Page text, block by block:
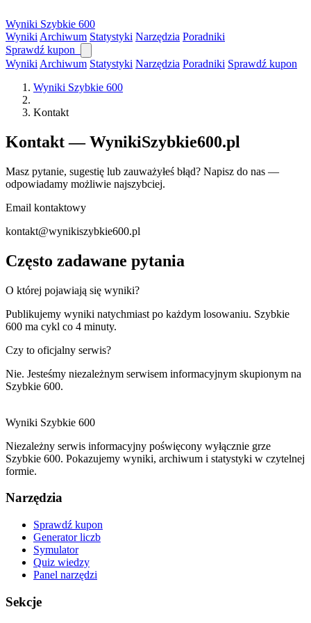
Wyniki Szybkie 600
Wyniki Archiwum Statystyki Narzędzia Poradniki
Sprawdź kupon
Wyniki Archiwum Statystyki Narzędzia Poradniki Sprawdź kupon
Wyniki Szybkie 600
Kontakt
Kontakt — WynikiSzybkie600.pl
Masz pytanie, sugestię lub zauważyłeś błąd? Napisz do nas —
odpowiadamy możliwie najszybciej.
Email kontaktowy
kontakt@wynikiszybkie600.pl
Często zadawane pytania
O której pojawiają się wyniki?
Publikujemy wyniki natychmiast po każdym losowaniu. Szybkie
600 ma cykl co 4 minuty.
Czy to oficjalny serwis?
Nie. Jesteśmy niezależnym serwisem informacyjnym skupionym na
Szybkie 600.
Wyniki Szybkie 600
Niezależny serwis informacyjny poświęcony wyłącznie grze
Szybkie 600. Pokazujemy wyniki, archiwum i statystyki w czytelnej
formie.
Narzędzia
Sprawdź kupon
Generator liczb
Symulator
Quiz wiedzy
Panel narzędzi
Sekcje